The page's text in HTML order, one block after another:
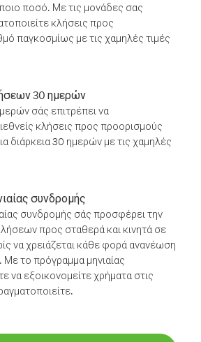
ποσό. Με τις μονάδες σας
κλήσεις προς
παγκοσμίως με τις χαμηλές τιμές
30 ημερών
σάς επιτρέπει να
κλήσεις προς προορισμούς
διάρκεια 30 ημερών με τις χαμηλές
συνδρομής
συνδρομής σάς προσφέρει την
προς σταθερά και κινητά σε
να χρειάζεται κάθε φορά ανανέωση
το πρόγραμμα μηνιαίας
να εξοικονομείτε χρήματα στις